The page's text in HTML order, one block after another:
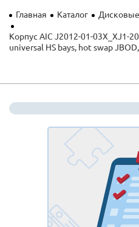
Главная Каталог
Корпус AIC J2012-01-03X_XJ1-
universal HS bays, hot swap